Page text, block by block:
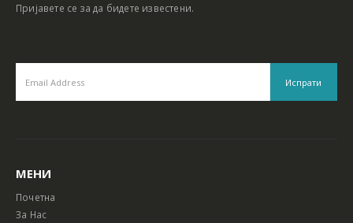
Пријавете се за да бидете известени.
МЕНИ
Почетна
За Нас